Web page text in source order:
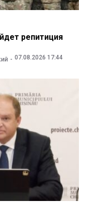
репитиция
07.08.2026 17:44